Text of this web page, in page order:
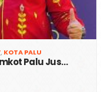
, KOTA PALU
Palu Jus…